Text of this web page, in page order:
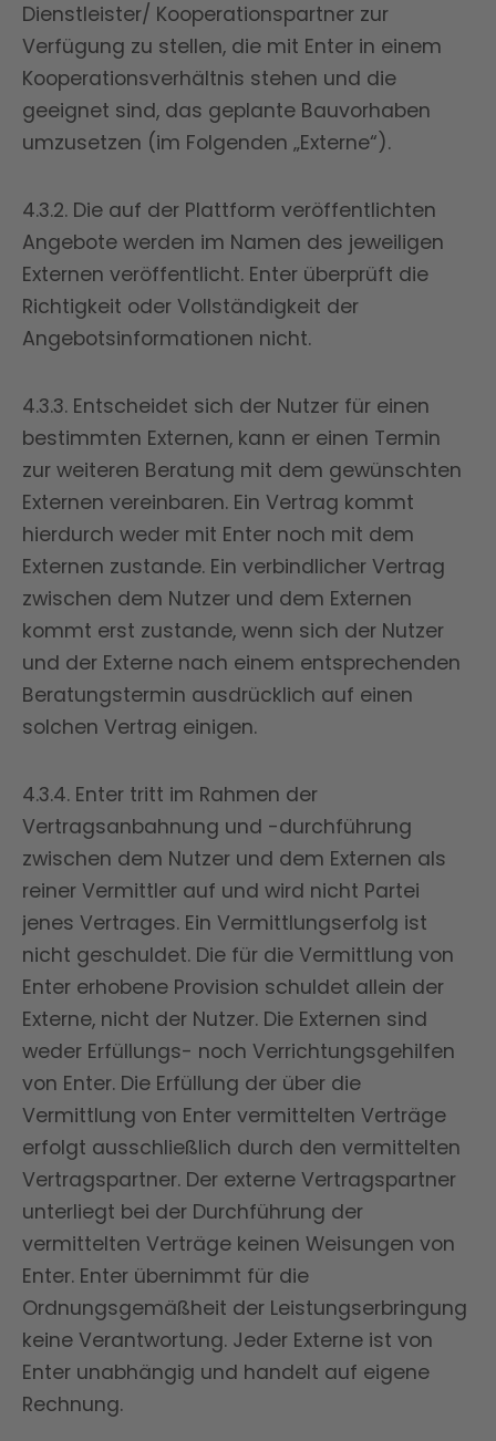
Dienstleister/ Kooperationspartner zur
Verfügung zu stellen, die mit Enter in einem
Kooperationsverhältnis stehen und die
geeignet sind, das geplante Bauvorhaben
umzusetzen (im Folgenden „Externe“).
4.3.2. Die auf der Plattform veröffentlichten
Angebote werden im Namen des jeweiligen
Externen veröffentlicht. Enter überprüft die
Richtigkeit oder Vollständigkeit der
Angebotsinformationen nicht.
4.3.3. Entscheidet sich der Nutzer für einen
bestimmten Externen, kann er einen Termin
zur weiteren Beratung mit dem gewünschten
Externen vereinbaren. Ein Vertrag kommt
hierdurch weder mit Enter noch mit dem
Externen zustande. Ein verbindlicher Vertrag
zwischen dem Nutzer und dem Externen
kommt erst zustande, wenn sich der Nutzer
und der Externe nach einem entsprechenden
Beratungstermin ausdrücklich auf einen
solchen Vertrag einigen.
4.3.4. Enter tritt im Rahmen der
Vertragsanbahnung und -durchführung
zwischen dem Nutzer und dem Externen als
reiner Vermittler auf und wird nicht Partei
jenes Vertrages. Ein Vermittlungserfolg ist
nicht geschuldet. Die für die Vermittlung von
Enter erhobene Provision schuldet allein der
Externe, nicht der Nutzer. Die Externen sind
weder Erfüllungs- noch Verrichtungsgehilfen
von Enter. Die Erfüllung der über die
Vermittlung von Enter vermittelten Verträge
erfolgt ausschließlich durch den vermittelten
Vertragspartner. Der externe Vertragspartner
unterliegt bei der Durchführung der
vermittelten Verträge keinen Weisungen von
Enter. Enter übernimmt für die
Ordnungsgemäßheit der Leistungserbringung
keine Verantwortung. Jeder Externe ist von
Enter unabhängig und handelt auf eigene
Rechnung.